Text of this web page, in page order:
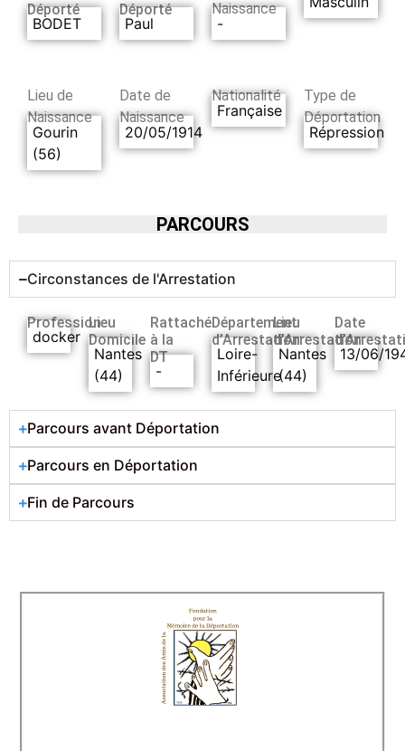
Déporté
BODET
Déporté
Paul
Naissance
-
Lieu de
Naissance
Gourin
(56)
Date de
Naissance
20/05/1914
Nationalité
Française
Type de
Déportation
Répression
PARCOURS
Circonstances de l'Arrestation
Profession
docker
Lieu
Domicile
Nantes
(44)
Rattaché
à la
DT
-
Département
d’Arrestation
Loire-
Inférieure
Lieu
d’Arrestation
Nantes
(44)
Date
13/06/
Parcours avant Déportation
Parcours en Déportation
Fin de Parcours